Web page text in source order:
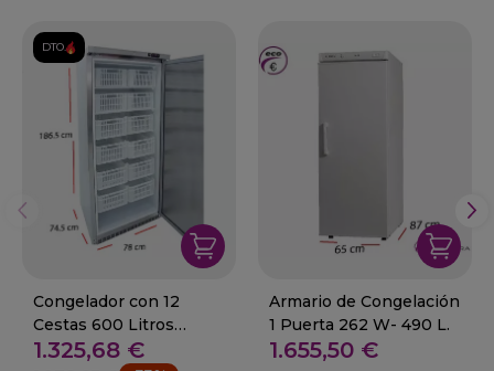
DTO.
Congelador con 12
Cestas 600 Litros
ACCH-600L-C
1.325,68 €
Armario de Congelación
1 Puerta 262 W- 490 L.
1.655,50 €